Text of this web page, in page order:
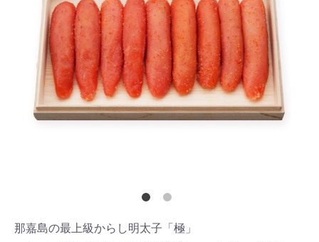
那嘉島の最上級からし明太子「極」